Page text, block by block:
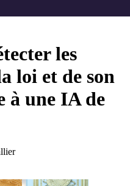
les
loi et de son
à une IA de